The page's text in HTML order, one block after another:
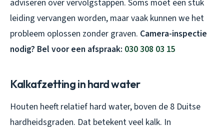
adviseren over vervolgstappen. Soms moet een stuk
leiding vervangen worden, maar vaak kunnen we het
probleem oplossen zonder graven. Camera-inspectie
nodig? Bel voor een afspraak: 030 308 03 15
Kalkafzetting in hard water
Houten heeft relatief hard water, boven de 8 Duitse
hardheidsgraden. Dat betekent veel kalk. In